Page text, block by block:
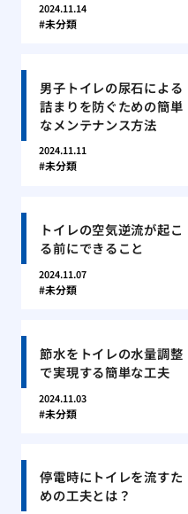
2024.11.14
未分類
男子トイレの尿石による
詰まりを防ぐための簡単
なメンテナンス方法
2024.11.11
未分類
トイレの空気逆流が起こ
る前にできること
2024.11.07
未分類
節水をトイレの水量調整
で実現する簡単な工夫
2024.11.03
未分類
停電時にトイレを流すた
めの工夫とは？